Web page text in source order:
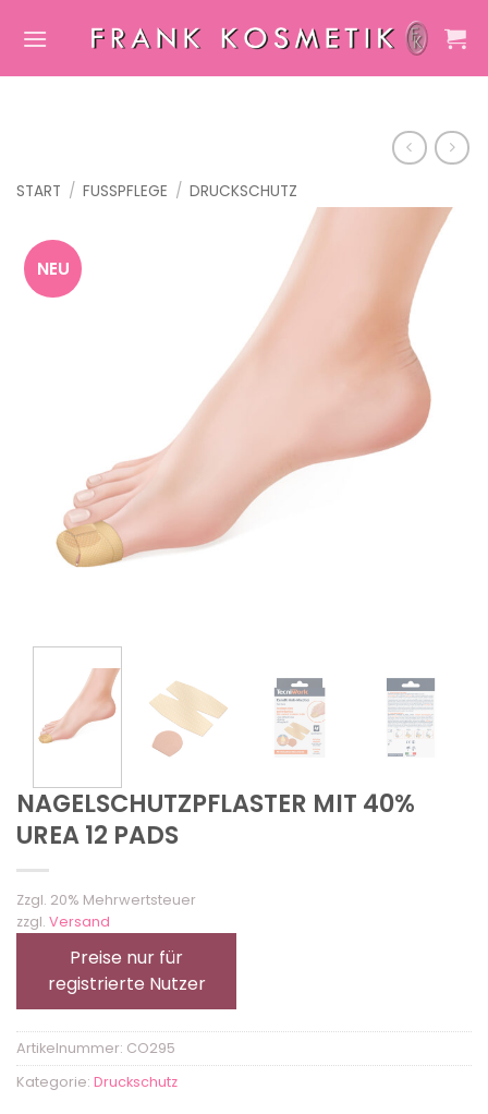
Inhalt
START / FUSSPFLEGE / DRUCKSCHUTZ
NEU
NAGELSCHUTZPFLASTER MIT 40%
UREA 12 PADS
Zzgl. 20% Mehrwertsteuer
zzgl. Versand
Preise nur für
registrierte Nutzer
Artikelnummer: CO295
Kategorie: Druckschutz